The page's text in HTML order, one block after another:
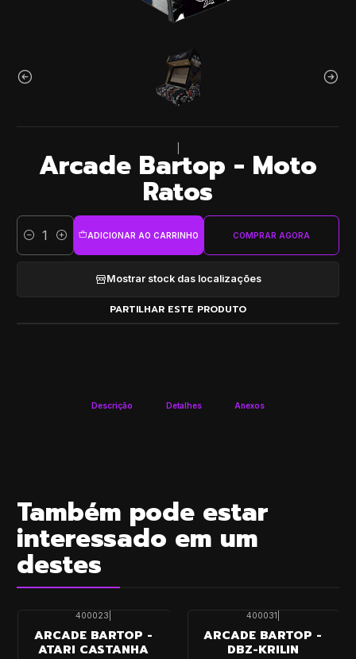
Arcade Bartop - Moto
Ratos
Quantidade
ADICIONAR AO CARRINHO COMPRAR AGORA
Mostrar stock das localizações
PARTILHAR ESTE PRODUTO
Descrição Detalhes Anexos
Também pode estar
interessado em um
destes
400023
ARCADE BARTOP -
ATARI CASTANHA
400031
ARCADE BARTOP -
DBZ-KRILIN